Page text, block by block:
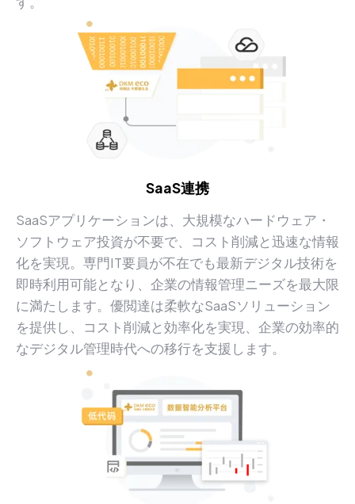
SaaS連携
SaaSアプリケーションは、大規模なハードウェア・
ソフトウェア投資が不要で、コスト削減と迅速な情報
化を実現。専門IT要員が不在でも最新デジタル技術を
即時利用可能となり、企業の情報管理ニーズを最大限
に満たします。優閲達は柔軟なSaaSソリューション
を提供し、コスト削減と効率化を実現、企業の効率的
なデジタル管理時代への移行を支援します。